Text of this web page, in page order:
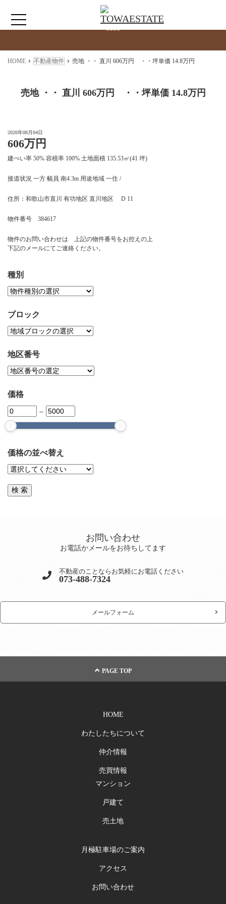
HOME
売買情報
月極駐車場のご案内
お問い合わせ
検索物件の詳細
****
HOME 不動産物件 売地 ・・ 直川 606万円 ・・坪単価 14.8万円
売地 ・・ 直川 606万円 ・・坪単価 14.8万円
2026年08月04日
606万円
建ぺい率 50% 容積率 100% 土地面積 135.53㎡(41 坪)
接道状況 一方 幅員 南4.3m 用途地域 一住 /
住所：和歌山市直川 有功地区 直川地区 D 11
物件番号 384617
物件のお問い合わせは 上記の物件番号をお控えの上
下記のメールにてご連絡ください。
種別
ブロック
地区番号
価格
～
価格の並べ替え
お問い合わせ
お電話かメールをお待ちしてます
不動産のことならお気軽にお電話ください
073-488-7324
メールフォーム
PAGE TOP
HOME
わたしたちについて
仲介情報
売買情報
マンション
戸建て
売土地
月極駐車場のご案内
アクセス
お問い合わせ